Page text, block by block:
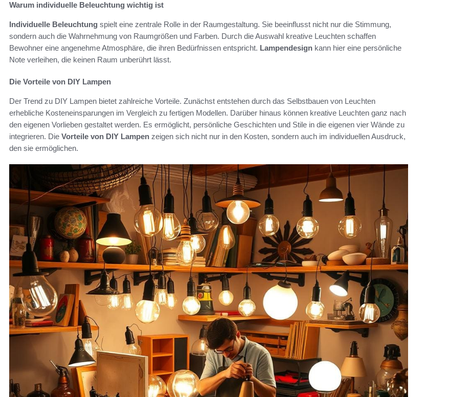
Warum individuelle Beleuchtung wichtig ist
Individuelle Beleuchtung spielt eine zentrale Rolle in der Raumgestaltung. Sie beeinflusst nicht nur die Stimmung,
sondern auch die Wahrnehmung von Raumgrößen und Farben. Durch die Auswahl kreative Leuchten schaffen
Bewohner eine angenehme Atmosphäre, die ihren Bedürfnissen entspricht. Lampendesign kann hier eine persönliche
Note verleihen, die keinen Raum unberührt lässt.
Die Vorteile von DIY Lampen
Der Trend zu DIY Lampen bietet zahlreiche Vorteile. Zunächst entstehen durch das Selbstbauen von Leuchten
erhebliche Kosteneinsparungen im Vergleich zu fertigen Modellen. Darüber hinaus können kreative Leuchten ganz nach
den eigenen Vorlieben gestaltet werden. Es ermöglicht, persönliche Geschichten und Stile in die eigenen vier Wände zu
integrieren. Die Vorteile von DIY Lampen zeigen sich nicht nur in den Kosten, sondern auch im individuellen Ausdruck,
den sie ermöglichen.